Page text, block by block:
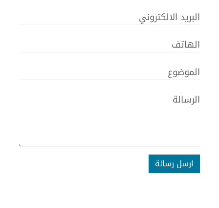
البريد الالكتروني
الهاتف
الموضوع
الرسالة
ارسل رسالة